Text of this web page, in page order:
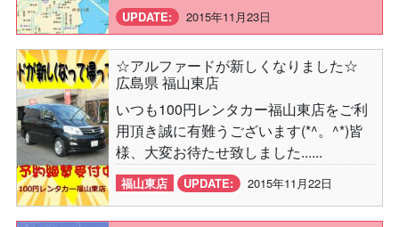
UPDATE:
2015年11月23日
☆アルファードが新しくなりました☆
広島県 福山東店
いつも100円レンタカー福山東店をご利
用頂き誠に有難うございます(*^。^*)皆
様、大変お待たせ致しました......
福山東店 UPDATE: 2015年11月22日